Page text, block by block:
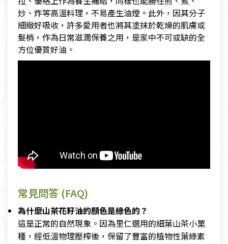
炒、炸等高溫料理，不易產生油煙。此外，因其分子
細緻好吸收，許多愛用者也將其塗抹於乾燥的肌膚或
髮梢，作為日常滋潤保養之用，是家中不可或缺的全
方位優質好油。
常見問答 (FAQ)
為什麼山茶花籽油的顏色是綠色的？
這是正常的自然現象。因為里仁選用的細葉山茶小菓
種，經低溫物理壓榨後，保留了豐富的植物性葉綠素